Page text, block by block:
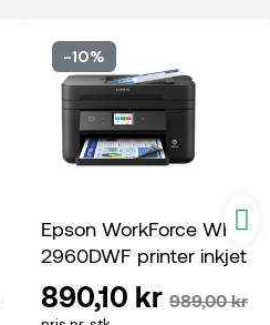
-10%
Epson WorkForce WF-
2960DWF printer inkjet
multifunktion
890,10 kr 989,00 kr